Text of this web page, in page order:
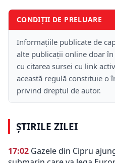
CONDIȚII DE PRELUARE
Informațiile publicate de
alte publicații online doar
cu citarea sursei cu link
această regulă constituie o
privind dreptul de autor.
ȘTIRILE ZILEI
17:02 Gazele din Cipru